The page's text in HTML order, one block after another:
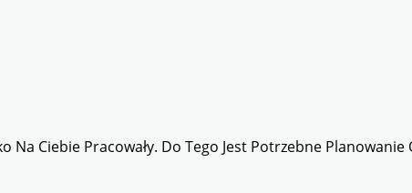
Na Ciebie Pracowały. Do Tego Jest Potrzebne